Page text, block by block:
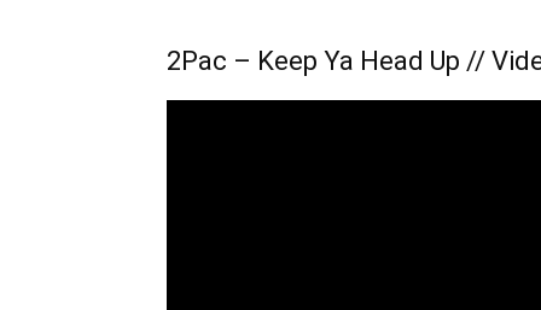
2Pac – Keep Ya Head Up //